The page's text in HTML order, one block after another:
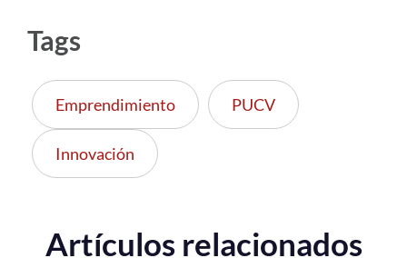
Tags
Emprendimiento PUCV
Innovación
Artículos relacionados